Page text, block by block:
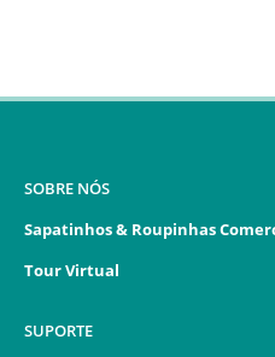
SOBRE NÓS
Sapatinhos & Roupinhas
Tour Virtual
SUPORTE